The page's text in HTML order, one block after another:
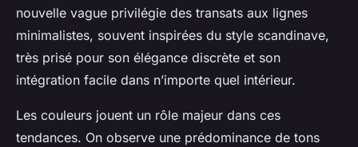
nouvelle vague privilégie des transats aux lignes
minimalistes, souvent inspirées du style scandinave,
très prisé pour son élégance discrète et son
intégration facile dans n’importe quel intérieur.
Les couleurs jouent un rôle majeur dans ces
tendances. On observe une prédominance de tons